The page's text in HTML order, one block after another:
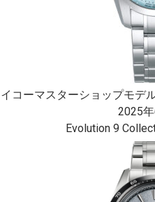
コーマスターショップモデ
2025
Evolution 9